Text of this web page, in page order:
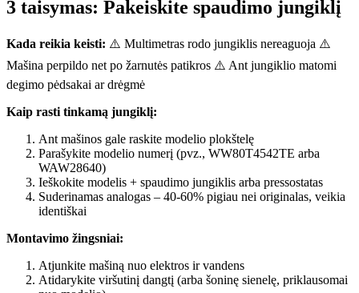
3 taisymas: Pakeiskite spaudimo jungiklį
Kada reikia keisti: ⚠️ Multimetras rodo jungiklis nereaguoja ⚠️
Mašina perpildo net po žarnutės patikros ⚠️ Ant jungiklio matomi
degimo pėdsakai ar drėgmė
Kaip rasti tinkamą jungiklį:
Ant mašinos gale raskite modelio plokštelę
Parašykite modelio numerį (pvz., WW80T4542TE arba
WAW28640)
Ieškokite modelis + spaudimo jungiklis arba pressostatas
Suderinamas analogas – 40-60% pigiau nei originalas, veikia
identiškai
Montavimo žingsniai:
Atjunkite mašiną nuo elektros ir vandens
Atidarykite viršutinį dangtį (arba šoninę sienelę, priklausomai